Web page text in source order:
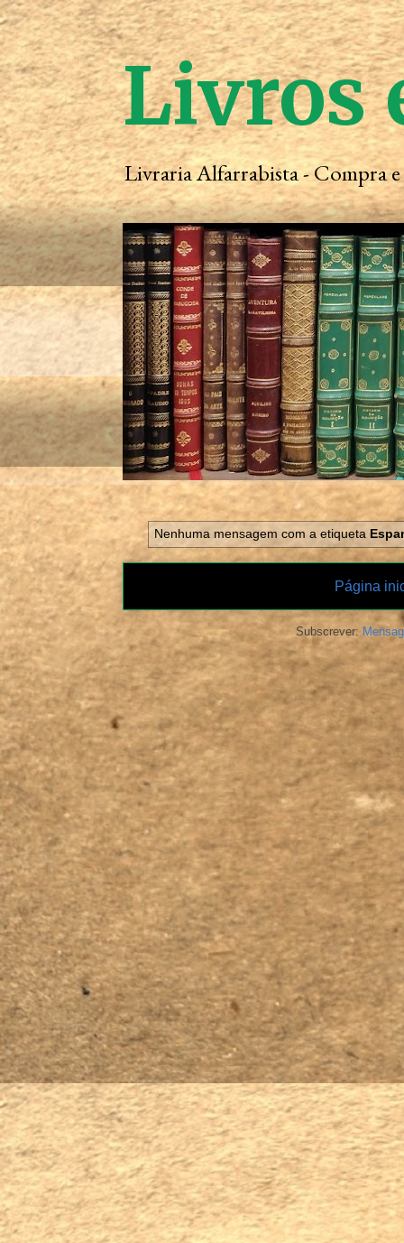
Livros
Livraria Alfarrabista - Compra
Nenhuma mensagem com a etiqueta
Página
Subscrever: